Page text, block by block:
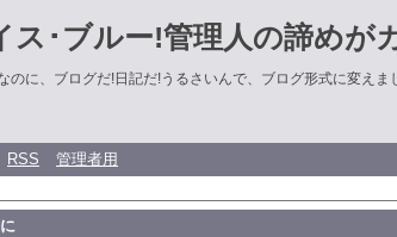
ス･ブルー!管理人の諦めが
のに、ブログだ!日記だ!うるさいんで、ブログ形式に変えま
RSS 管理者用